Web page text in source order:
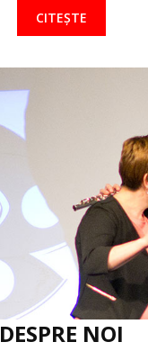
CITEȘTE
DESPRE NOI